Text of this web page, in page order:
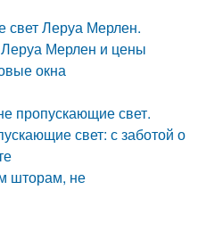
Леруа Мерлен.
Мерлен и цены
окна
пропускающие свет.
свет: с заботой о
шторам, не